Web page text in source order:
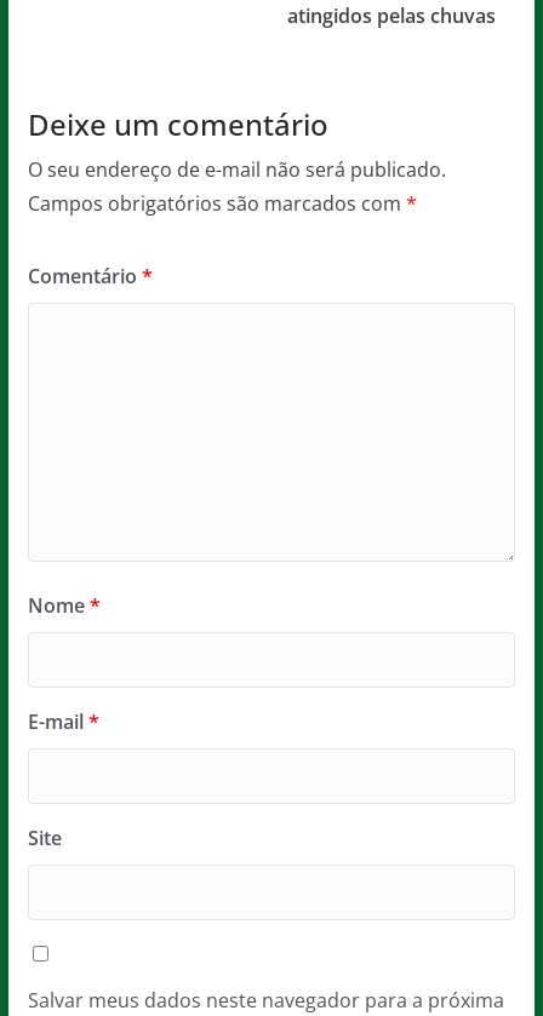
atingidos pelas chuvas
Deixe um comentário
O seu endereço de e-mail não será publicado.
Campos obrigatórios são marcados com *
Comentário *
Nome*
E-mail*
Site
Salvar meus dados neste navegador para a próxima